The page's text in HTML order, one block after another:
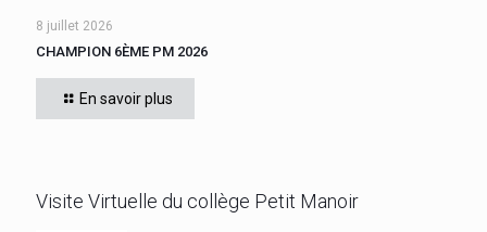
Cette année, tous les élèves de 6ème du collège se sont
affrontés. Félicitations à l’élève ZEBO Yoan (602) qui a
remporté son titre de champion 6ème
8 juillet 2026
CHAMPION 6ÈME PM 2026
En savoir plus
Visite Virtuelle du collège Petit Manoir